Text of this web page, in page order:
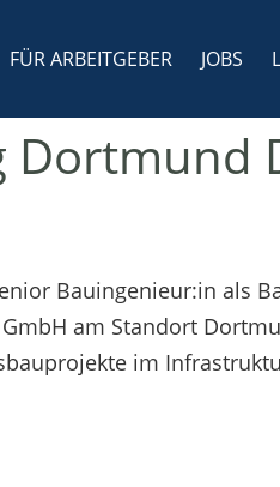
FÜR ARBEITGEBER JOBS
Dortmund
Bauingenieur:in als
am Standort
im